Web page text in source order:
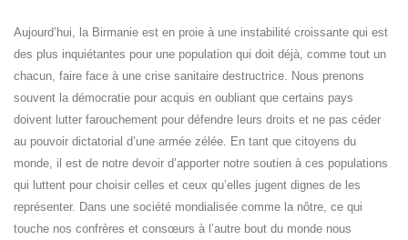
Aujourd’hui, la Birmanie est en proie à une instabilité croissante qui est
des plus inquiétantes pour une population qui doit déjà, comme tout un
chacun, faire face à une crise sanitaire destructrice. Nous prenons
souvent la démocratie pour acquis en oubliant que certains pays
doivent lutter farouchement pour défendre leurs droits et ne pas céder
au pouvoir dictatorial d’une armée zélée. En tant que citoyens du
monde, il est de notre devoir d’apporter notre soutien à ces populations
qui luttent pour choisir celles et ceux qu’elles jugent dignes de les
représenter. Dans une société mondialisée comme la nôtre, ce qui
touche nos confrères et consœurs à l’autre bout du monde nous